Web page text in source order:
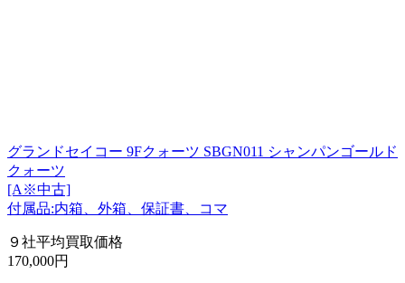
グランドセイコー 9Fクォーツ SBGN011 シャンパンゴールド
クォーツ
[A※中古]
付属品:内箱、外箱、保証書、コマ
９社平均買取価格
170,000円